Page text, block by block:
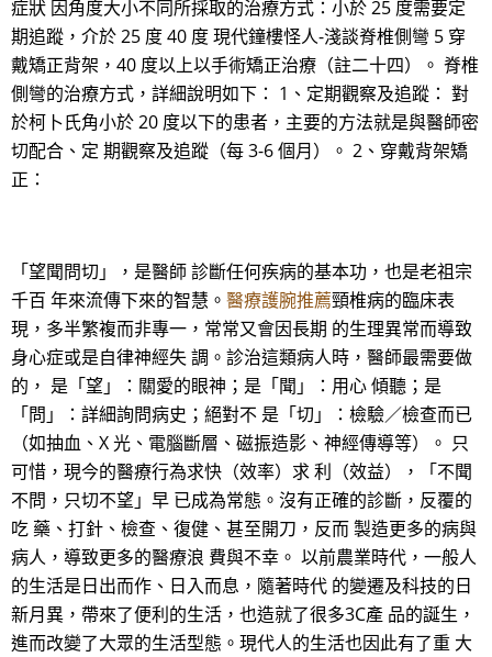
症狀 因角度大小不同所採取的治療方式：小於 25 度需要定
期追蹤，介於 25 度 40 度 現代鐘樓怪人-淺談脊椎側彎 5 穿
戴矯正背架，40 度以上以手術矯正治療（註二十四）。 脊椎
側彎的治療方式，詳細說明如下： 1、定期觀察及追蹤： 對
於柯卜氏角小於 20 度以下的患者，主要的方法就是與醫師密
切配合、定 期觀察及追蹤（每 3-6 個月）。 2、穿戴背架矯
正：
「望聞問切」，是醫師 診斷任何疾病的基本功，也是老祖宗
千百 年來流傳下來的智慧。 醫療護腕推薦頸椎病的臨床表
現，多半繁複而非專一，常常又會因長期 的生理異常而導致
身心症或是自律神經失 調。診治這類病人時，醫師最需要做
的， 是「望」：關愛的眼神；是「聞」：用心 傾聽；是
「問」：詳細詢問病史；絕對不 是「切」：檢驗／檢查而已
（如抽血、X 光、電腦斷層、磁振造影、神經傳導等）。 只
可惜，現今的醫療行為求快（效率）求 利（效益），「不聞
不問，只切不望」早 已成為常態。沒有正確的診斷，反覆的
吃 藥、打針、檢查、復健、甚至開刀，反而 製造更多的病與
病人，導致更多的醫療浪 費與不幸。 以前農業時代，一般人
的生活是日出而作、日入而息，隨著時代 的變遷及科技的日
新月異，帶來了便利的生活，也造就了很多3C產 品的誕生，
進而改變了大眾的生活型態。現代人的生活也因此有了重 大